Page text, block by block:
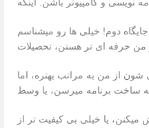
نویسی و کامپیوتر باشن. اینکه
دوم! خیلی ها رو میشناسم
از من به مراتب بهتره، اما
میکنن، یا خیلی بی کیفیت تر از